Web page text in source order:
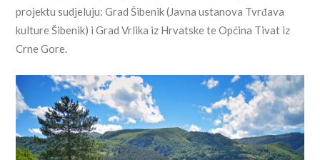
projektu sudjeluju: Grad Šibenik (Javna ustanova Tvrđava
kulture Šibenik) i Grad Vrlika iz Hrvatske te Općina Tivat iz
Crne Gore.